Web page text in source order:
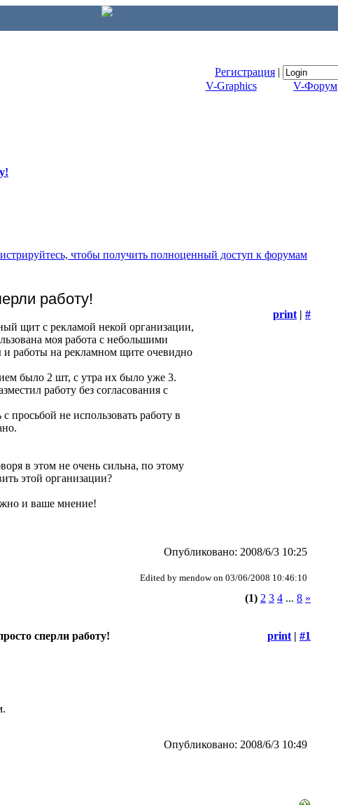
Регистрация |
V-Graphics
V-Форум
чтобы получить полноценный доступ к форумам
работу!
print | #
щит с рекламой некой организации,
моя работа с небольшими
работы на рекламном щите очевидно
было 2 шт, с утра их было уже 3.
работу без согласования с
просьбой не использовать работу в
в этом не очень сильна, по этому
этой организации?
и ваше мнение!
Опубликовано: 2008/6/3 10:25
Edited by mendow on 03/06/2008 10:46:10
(1) 2 3 4 ... 8 »
сперли работу! print | #1
Опубликовано: 2008/6/3 10:49